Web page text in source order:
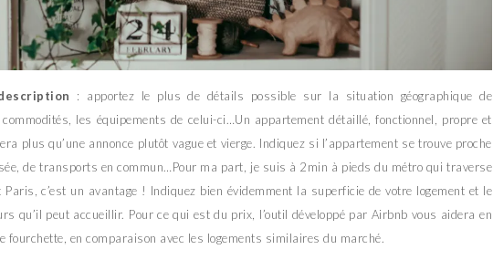
: apportez le plus de détails possible sur la situation géographique de
commodités, les équipements de celui-ci…Un appartement détaillé, fonctionnel, propre et
plus qu’une annonce plutôt vague et vierge. Indiquez si l’appartement se trouve proche
de transports en commun…Pour ma part, je suis à 2min à pieds du métro qui traverse
c’est un avantage ! Indiquez bien évidemment la superficie de votre logement et le
qu’il peut accueillir. Pour ce qui est du prix, l’outil développé par Airbnb vous aidera en
fourchette, en comparaison avec les logements similaires du marché.